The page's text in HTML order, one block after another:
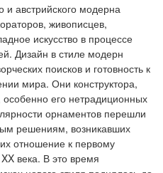
и австрийского модерна
живописцев,
искусство в процессе
Дизайн в стиле модерн
поисков и готовность к
мира. Они конструктора,
особенно его нетрадиционных
орнаментов перешли
решениям, возникавших
отношение к первому
века. В это время